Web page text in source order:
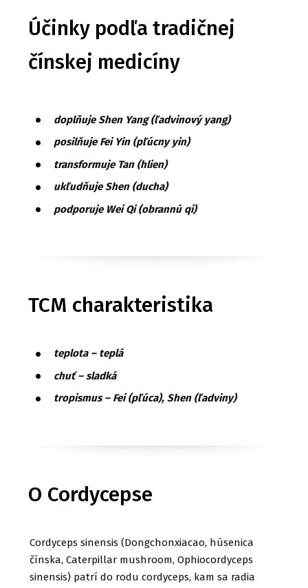
Účinky podľa tradičnej
čínskej medicíny
doplňuje Shen Yang (ľadvinový yang)
posilňuje Fei Yin (pľúcny yin)
transformuje Tan (hlien)
ukľudňuje Shen (ducha)
podporuje Wei Qi (obrannú qi)
TCM charakteristika
teplota – teplá
chuť – sladká
tropismus – Fei (pľúca), Shen (ľadviny)
O Cordycepse
Cordyceps sinensis (Dongchonxiacao, húsenica
čínska, Caterpillar mushroom, Ophiocordyceps
sinensis) patrí do rodu cordyceps, kam sa radia